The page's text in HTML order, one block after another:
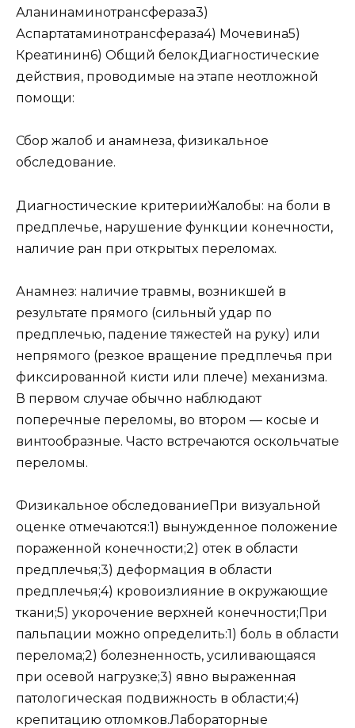
Аланинаминотрансфераза3)
Аспартатаминотрансфераза4) Мочевина5)
Креатинин6) Общий белокДиагностические
действия, проводимые на этапе неотложной
помощи:
Сбор жалоб и анамнеза, физикальное
обследование.
Диагностические критерииЖалобы: на боли в
предплечье, нарушение функции конечности,
наличие ран при открытых переломах.
Анамнез: наличие травмы, возникшей в
результате прямого (сильный удар по
предплечью, падение тяжестей на руку) или
непрямого (резкое вращение предплечья при
фиксированной кисти или плече) механизма.
В первом случае обычно наблюдают
поперечные переломы, во втором — косые и
винтообразные. Часто встречаются оскольчатые
переломы.
Физикальное обследованиеПри визуальной
оценке отмечаются:1) вынужденное положение
пораженной конечности;2) отек в области
предплечья;3) деформация в области
предплечья;4) кровоизлияние в окружающие
ткани;5) укорочение верхней конечности;При
пальпации можно определить:1) боль в области
перелома;2) болезненность, усиливающаяся
при осевой нагрузке;3) явно выраженная
патологическая подвижность в области;4)
крепитацию отломков.Лабораторные